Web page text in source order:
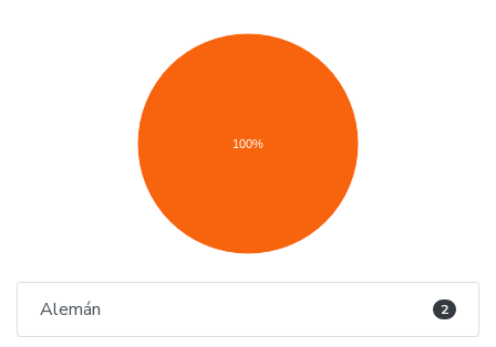
100%
Alemán 2